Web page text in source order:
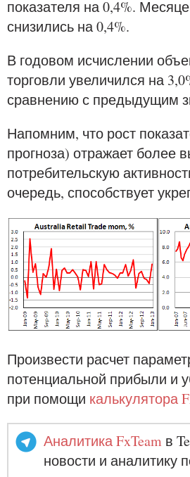
показателя на 0,4%.
снизились на 0,4%.
В годовом исчислении
торговли увеличился на
сравнению с предыдущим
Напомним, что рост
прогноза) отражает более
потребительскую
очередь, способствует
Произвести расчет
потенциальной прибыли и
при помощи калькулятора
Аналитика FxTeam в
новости и аналитику